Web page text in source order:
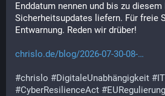
Enddatum nennen und bis zu
Sicherheitsupdates liefern. Für freie
Entwarnung. Reden wir drüber!
chrislo.de/blog/2026-07-30-08-…
#chrislo #DigitaleUnabhängigkeit #
#CyberResilienceAct #EURegulierung